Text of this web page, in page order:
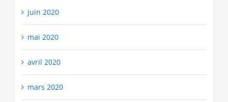
juin 2020
mai 2020
avril 2020
mars 2020